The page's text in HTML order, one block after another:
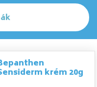
krém 20g